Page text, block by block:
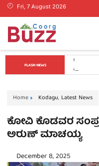
Fri, 7 August 2026
FLASH NEWS
ತಂತ್ರವೇ
Home Kodagu, Latest News
ಕೋವಿ ಕೊಡವರ
ಅರುಣ್ ಮಾಚಯ್ಯ
December 8, 2025